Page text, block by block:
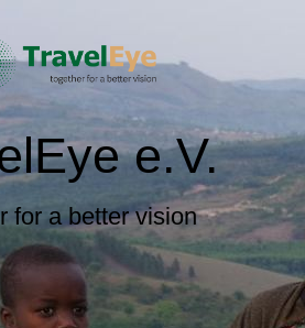
e.V.
for a better vision